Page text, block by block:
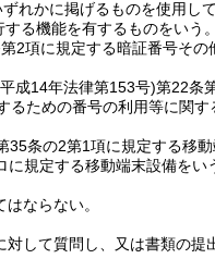
ずれかに掲げるものを使用し
る機能を有するものをいう
2項に規定する暗証番号そ
成14年法律第153号)第22条
るための番号の利用等に関す
条の2第1項に規定する移
に規定する移動端末設備をい
ならない。
して質問し、又は書類の提